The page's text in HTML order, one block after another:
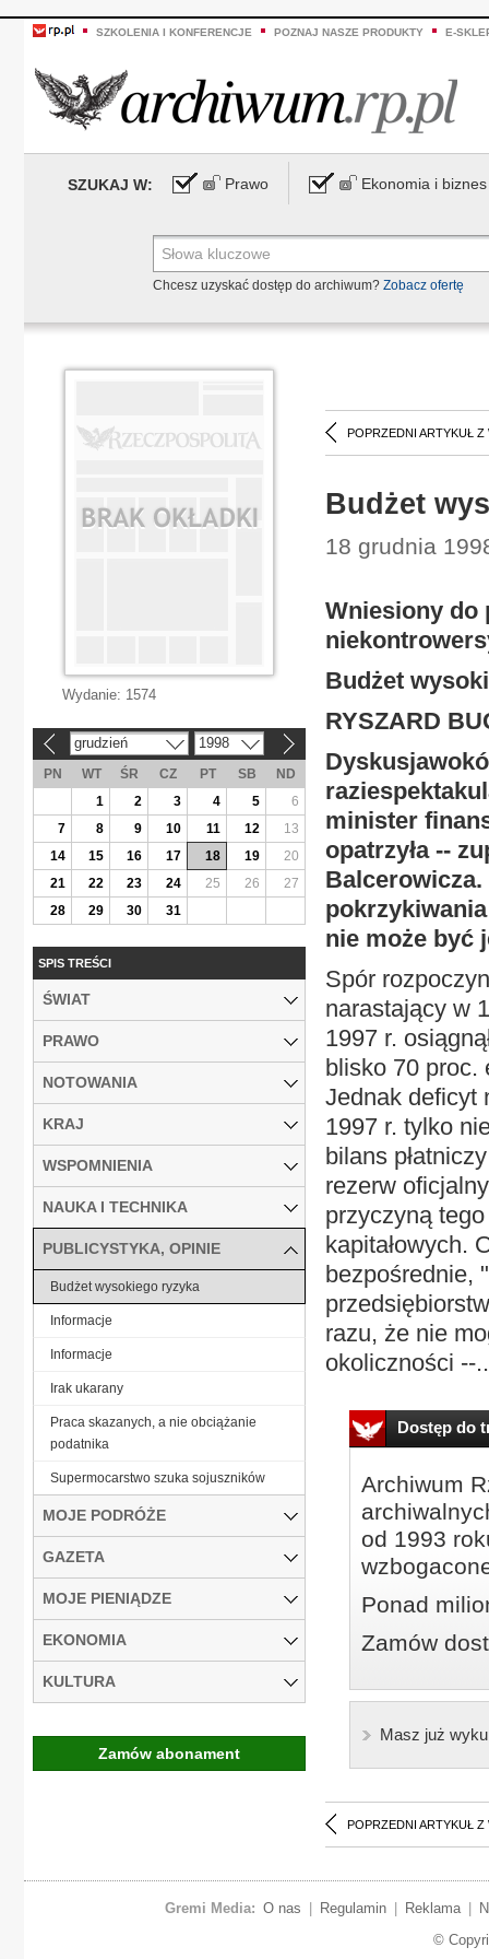
SZKOLENIA I KONFERENCJE POZNAJ NASZE PRODUKTY E-
SZUKAJ W: Prawo Ekonomia i biznes
Chcesz uzyskać dostęp do archiwum? Zobacz ofertę
POPRZEDNI ARTYKUŁ Z
Budżet
18 grudnia
Wniesiony do
Budżet
RYSZARD
minister
opatrzyła --
Balcerowicza.
nie może być
Spór
narastający w
1997 r.
blisko 70 proc.
Jednak deficyt
1997 r. tylko
bilans
rezerw
przyczyną
kapitałowych.
bezpośrednie,
razu, że nie
okoliczności --
Dostęp do
Archiwum
od 1993
Ponad
Zamów
Masz już
POPRZEDNI ARTYKUŁ Z
Wydanie: 1574
grudzień 1998
PN WT ŚR CZ PT SB
ND
1
2 3 4 5
6
7
8 9 10 11 12
13
14
15 16 17 18 19
20
21
22 23 24 25 26
27
28
29 30 31
SPIS TREŚCI
ŚWIAT
PRAWO
NOTOWANIA
KRAJ
WSPOMNIENIA
NAUKA I TECHNIKA
PUBLICYSTYKA, OPINIE
Budżet wysokiego ryzyka
Informacje
Informacje
Irak ukarany
Praca skazanych, a nie obciążanie
podatnika
Supermocarstwo szuka sojuszników
MOJE PODRÓŻE
GAZETA
MOJE PIENIĄDZE
EKONOMIA
KULTURA
Zamów abonament
Gremi Media: O nas Regulamin Reklama
©